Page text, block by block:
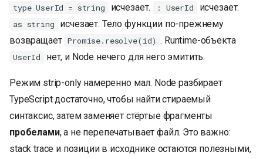
type UserId = string исчезает. : UserId исчезает.
as string
исчезает. Тело функции по-прежнему
возвращает Promise.resolve(id) . Runtime-объекта
UserId нет, и Node нечего для него эмитить.
Режим strip-only намеренно мал. Node разбирает
TypeScript достаточно, чтобы найти стираемый
синтаксис, затем заменяет стёртые фрагменты
пробелами, а не перепечатывает файл. Это важно:
stack trace и позиции в исходнике остаются полезными,